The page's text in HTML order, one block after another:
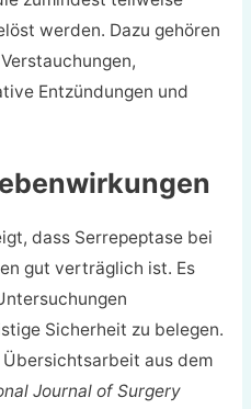
werden. Dazu gehören
Entzündungen und
dass Serrepeptase bei
gut verträglich ist. Es
Sicherheit zu belegen.
aus dem
Journal of Surgery